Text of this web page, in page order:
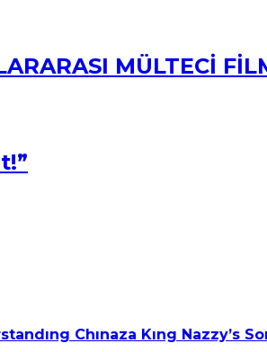
MÜLTECİ
Chınaza Kıng Nazzy’s